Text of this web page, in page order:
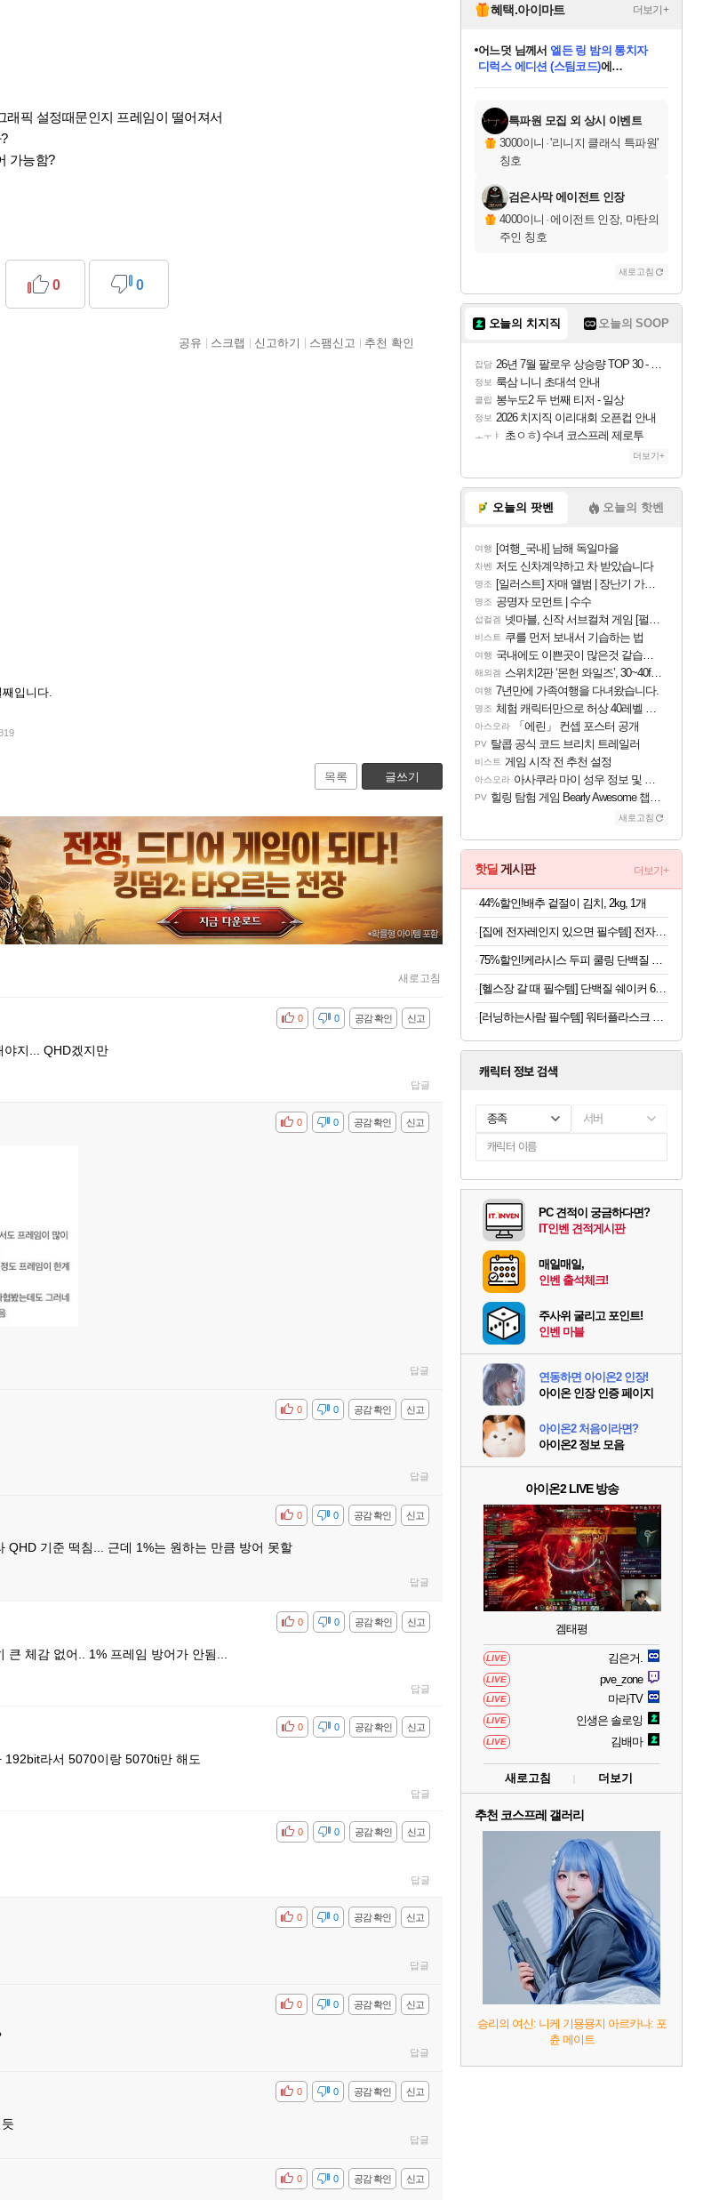
래픽 설정때문인지 프레임이 떨어져서
가능함?
0 0
공유 스크랩 신고하기 스팸신고 추천 확인
입니다.
목록 글쓰기
새로고침
신고
공감 확인
비공감 0
0
야지... QHD겠지만
답글
신고
공감 확인
비공감 0
0
답글
신고
공감 확인
비공감 0
0
답글
신고
공감 확인
비공감 0
0
QHD 기준 떡침... 근데 1%는 원하는 만큼 방어 못할
답글
신고
공감 확인
비공감 0
0
체감 없어.. 1% 프레임 방어가 안됨...
답글
신고
공감 확인
비공감 0
0
라서 5070이랑 5070ti만 해도
답글
신고
공감 확인
비공감 0
0
답글
신고
공감 확인
비공감 0
0
답글
신고
공감 확인
비공감 0
0
답글
신고
공감 확인
비공감 0
0
답글
신고
공감 확인
비공감 0
0
혜택.아이마트 더보기+
당첨되셨습니다.
당첨되셨습니다.
어느덧 님께서엘든 링 밤의 통치자
디럭스 에디션 (스팀코드)에
당첨되셨습니다.
에디션 (스팀코드)를 교환.
당첨되셨습니다.
당첨되셨습니다.
당첨되셨습니다.
당첨되셨습니다.
특파원 모집 외 상시 이벤트
3000이니 ·'리니지 클래식 특파원'
칭호
검은사막 에이전트 인장
4000이니 ·에이전트 인장, 마탄의
주인 칭호
새로고침
오늘의 치지직 오늘의 SOOP
잡담 26년 7월 팔로우 상승량 TOP 30 - 월간 치지직
정보 룩삼 니니 초대석 안내
클립 봉누도2 두 번째 티저 - 일상
정보 2026 치지직 이리대회 오픈컵 안내
ㅗㅜㅑ 초ㅇㅎ) 수녀 코스프레 제로투
더보기+
오늘의 팟벤 오늘의 핫벤
여행 [여행_국내] 남해 독일마을
차벤 저도 신차계약하고 차 받았습니다
명조 [일러스트] 자매 앨범 | 장난기 가득한 오후의 공원 (리메이크판)
명조 공명자 모먼트 | 수수
섭컬겜 넷마블, 신작 서브컬쳐 게임 [펄 인 블루] 티저 사이트 오픈
비스트 쿠를 먼저 보내서 기습하는 법
여행 국내에도 이쁜곳이 많은것 같습니다
해외겜 스위치2판 ‘몬헌 와일즈’, 30~40fps 목표 추정
여행 7년만에 가족여행을 다녀왔습니다.
명조 체험 캐릭터만으로 허상 40레벨 하이와티아 5분 컷!｜에이메스·린네·모니에 명함
아스오라 「에린」 컨셉 포스터 공개
PV 탈콥 공식 코드 브리치 트레일러
비스트 게임 시작 전 추천 설정
아스오라 아사쿠라 마이 성우 정보 및 주요 필모
PV 힐링 탐험 게임 Bearly Awesome 챕터 1 트레일러
새로고침
핫딜 게시판 더보기+
44%할인!배추 겉절이 김치, 2kg, 1개
[집에 전자레인지 있으면 필수템] 전자레인지 스팀 청소인형 x 2개
[헬스장 갈 때 필수템] 단백질 쉐이커 600ml
[러닝하는사람 필수템] 워터플라스크 500ml x 2개
캐릭터 정보 검색
종족 서버
PC 견적이 궁금하다면?
IT인벤 견적게시판
매일매일,
인벤 출석체크!
주사위 굴리고 포인트!
인벤 마블
연동하면 아이온2 인장!
아이온 인장 인증 페이지
아이온2 처음이라면?
아이온2 정보 모음
아이온2 LIVE 방송
겜태평
LIVE 김은거.
LIVE pve_zone
LIVE 마라TV
LIVE 인생은 솔로잉
LIVE 김배마
새로고침 더보기
추천 코스프레 갤러리
승리의 여신: 니케 기묭묭지 아르카나: 포
츈 메이트